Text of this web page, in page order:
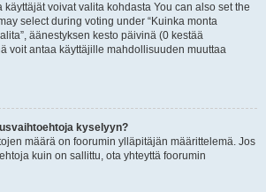
käyttäjät voivat valita kohdasta You can also set the
select during voting under “Kuinka monta
äänestyksen kesto päivinä (0 kestää
voit antaa käyttäjille mahdollisuuden muuttaa
kyselyyn?
määrä on foorumin ylläpitäjän määrittelemä. Jos
kuin on sallittu, ota yhteyttä foorumin